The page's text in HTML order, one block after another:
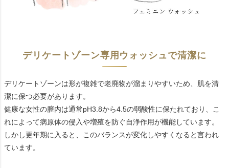
デリケートゾーン専用ウォッシュで清潔に
デリケートゾーンは形が複雑で老廃物が溜まりやすいため、肌を清
潔に保つ必要があります。
健康な女性の膣内は通常pH3.8から4.5の弱酸性に保たれており、こ
れによって病原体の侵入や増殖を防ぐ自浄作用が機能しています。
しかし更年期に入ると、このバランスが変化しやすくなると言われ
ています。